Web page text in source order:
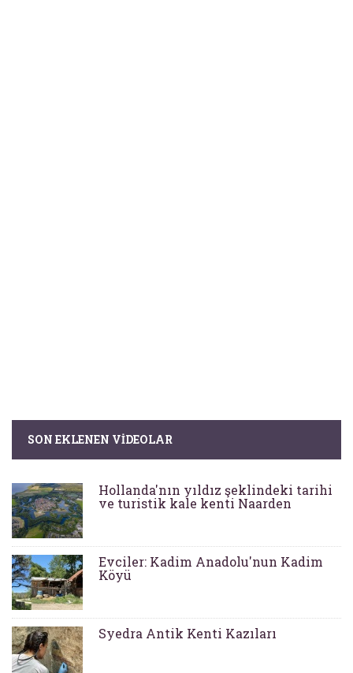
SON EKLENEN VIDEOLAR
Hollanda'nın yıldız şeklindeki tarihi
ve turistik kale kenti Naarden
Evciler: Kadim Anadolu'nun Kadim
Köyü
Syedra Antik Kenti Kazıları